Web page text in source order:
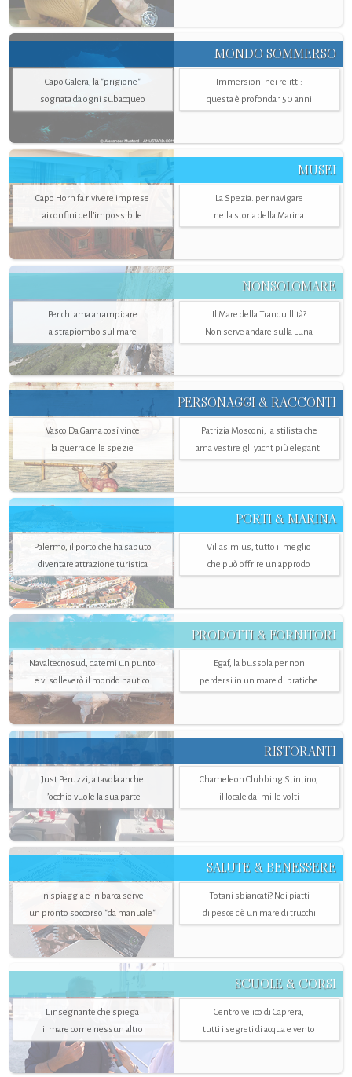
MONDO SOMMERSO
Capo Galera, la "prigione"
sognata da ogni subacqueo
Immersioni nei relitti:
questa è profonda 150 anni
MUSEI
Capo Horn fa rivivere imprese
ai confini dell’impossibile
La Spezia. per navigare
nella storia della Marina
NONSOLOMARE
Per chi ama arrampicare
a strapiombo sul mare
Il Mare della Tranquillità?
Non serve andare sulla Luna
PERSONAGGI & RACCONTI
Vasco Da Gama così vince
la guerra delle spezie
Patrizia Mosconi, la stilista che
ama vestire gli yacht più eleganti
PORTI & MARINA
Palermo, il porto che ha saputo
diventare attrazione turistica
Villasimius, tutto il meglio
che può offrire un approdo
PRODOTTI & FORNITORI
Navaltecnosud, datemi un punto
e vi solleverò il mondo nautico
Egaf, la bussola per non
perdersi in un mare di pratiche
RISTORANTI
Just Peruzzi, a tavola anche
l’occhio vuole la sua parte
Chameleon Clubbing Stintino,
il locale dai mille volti
SALUTE & BENESSERE
In spiaggia e in barca serve
un pronto soccorso "da manuale"
Totani sbiancati? Nei piatti
di pesce c'è un mare di trucchi
SCUOLE & CORSI
L'insegnante che spiega
il mare come nessun altro
Centro velico di Caprera,
tutti i segreti di acqua e vento